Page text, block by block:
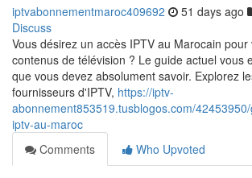
iptvabonnementmaroc409692 51 days ago
Discuss
Vous désirez un accès IPTV au Marocain
contenus de télévision ? Le guide actuel vous
que vous devez absolument savoir. Explorez
fournisseurs d'IPTV, https://iptv-
abonnement853519.tusblogos.com/
iptv-au-maroc
Comments
Who Upvoted